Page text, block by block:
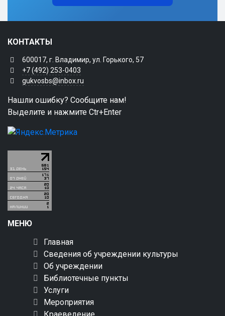
КОНТАКТЫ
600017, г. Владимир, ул. Горького, 57
+7 (492) 253-0403
gukvosbs@inbox.ru
Нашли ошибку? Сообщите нам!
Выделите и нажмите Ctr+Enter
МЕНЮ
Главная
Сведения об учреждении культуры
Об учреждении
Библиотечные пункты
Услуги
Мероприятия